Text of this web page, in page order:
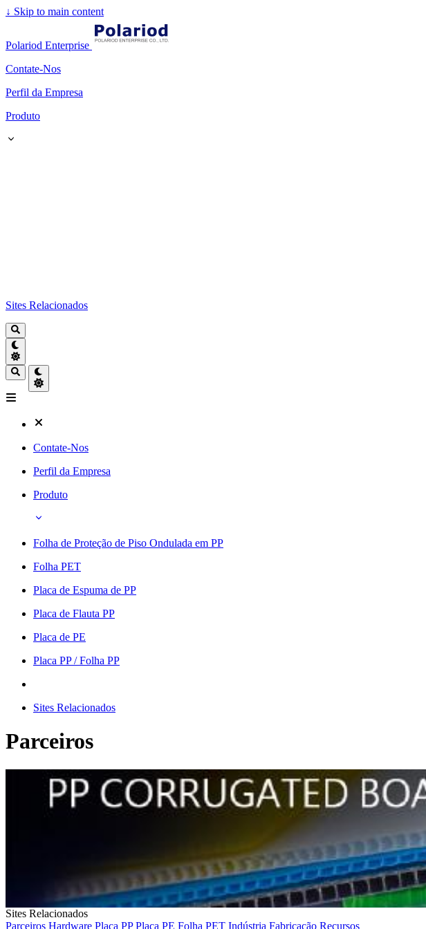
↓ Skip to main content
Polariod Enterprise
Contate-Nos
Perfil da Empresa
Produto
Sites Relacionados
Contate-Nos
Perfil da Empresa
Produto
Folha de Proteção de Piso Ondulada em PP
Folha PET
Placa de Espuma de PP
Placa de Flauta PP
Placa de PE
Placa PP / Folha PP
Sites Relacionados
Parceiros
Sites Relacionados
Parceiros Hardware Placa PPPlaca PE Folha PET Indústria Fabricação Recursos